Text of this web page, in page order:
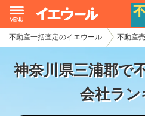
不動産一括査定のイエウール 不動産
神奈川県三浦郡で
会社ラ
イエウール加盟希望の不動産会
初めての方へ